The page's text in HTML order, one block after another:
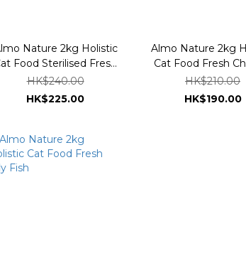
Nature 2kg Holistic
Food Sterilised Fresh
Salmon
HK$240.00
HK$225.00
Almo Nature 2kg
Cat Food Fresh
HK$210.00
HK$190.00